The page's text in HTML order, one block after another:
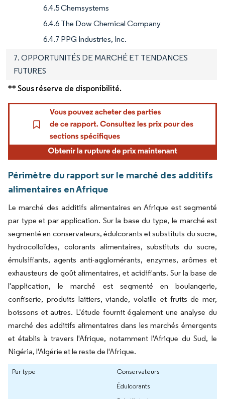
6.4.5 Chemsystems
6.4.6 The Dow Chemical Company
6.4.7 PPG Industries, Inc.
7. OPPORTUNITÉS DE MARCHÉ ET TENDANCES
FUTURES
** Sous réserve de disponibilité.
Périmètre du rapport sur le marché des additifs
alimentaires en Afrique
Le marché des additifs alimentaires en Afrique est segmenté
par type et par application. Sur la base du type, le marché est
segmenté en conservateurs, édulcorants et substituts du sucre,
hydrocolloïdes, colorants alimentaires, substituts du sucre,
émulsifiants, agents anti-agglomérants, enzymes, arômes et
exhausteurs de goût alimentaires, et acidifiants. Sur la base de
l'application, le marché est segmenté en boulangerie,
confiserie, produits laitiers, viande, volaille et fruits de mer,
boissons et autres. L'étude fournit également une analyse du
marché des additifs alimentaires dans les marchés émergents
et établis à travers l'Afrique, notamment l'Afrique du Sud, le
Nigéria, l'Algérie et le reste de l'Afrique.
Par type
Conservateurs
Édulcorants